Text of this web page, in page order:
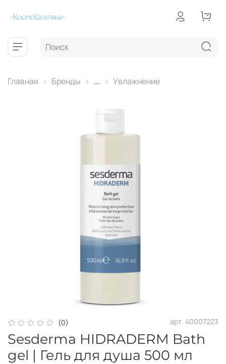
Главная Бренды ... Увлажнение
(0) арт. 40007223
Sesderma HIDRADERM Bath
gel | Гель для душа 500 мл